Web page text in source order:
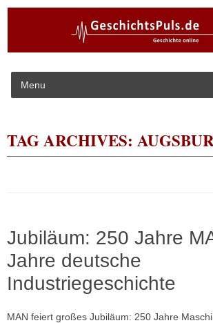
Skip to content
TAG ARCHIVES:
Jubiläum: 250 Jahre
Jahre deutsche
Industriegeschichte
MAN feiert großes Jubiläum: 250 Jahre